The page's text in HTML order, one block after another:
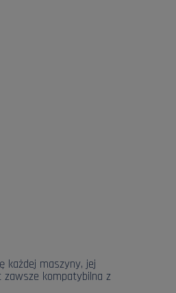
każdej maszyny, jej
kompatybilna z